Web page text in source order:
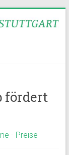
fördert
- Preise